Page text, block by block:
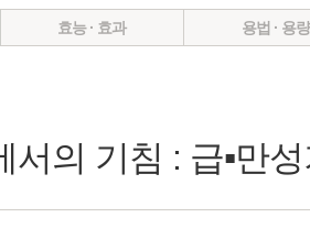
효능 · 효과 용법 · 용량
서의 기침 : 급▪만